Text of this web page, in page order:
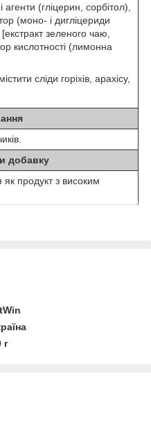
(гліцерин, сорбітол),
(моно- і дигліцериди
зеленого чаю,
кислотності (лимонна
сліди горіхів, арахісу,
добавку
продукт з високим
г